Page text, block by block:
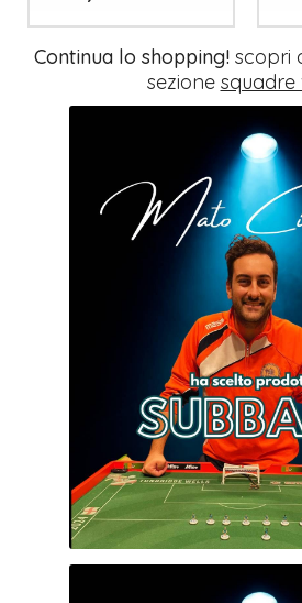
Continua lo shopping!scopri
sezione squadre